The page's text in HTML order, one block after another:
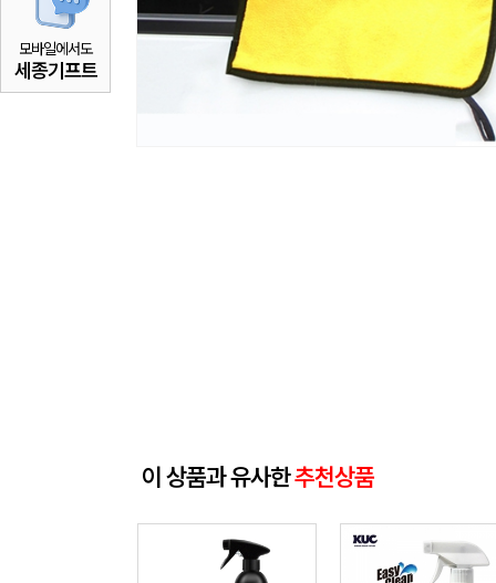
모바일에서도
세종기프트
이 상품과 유사한추천상품